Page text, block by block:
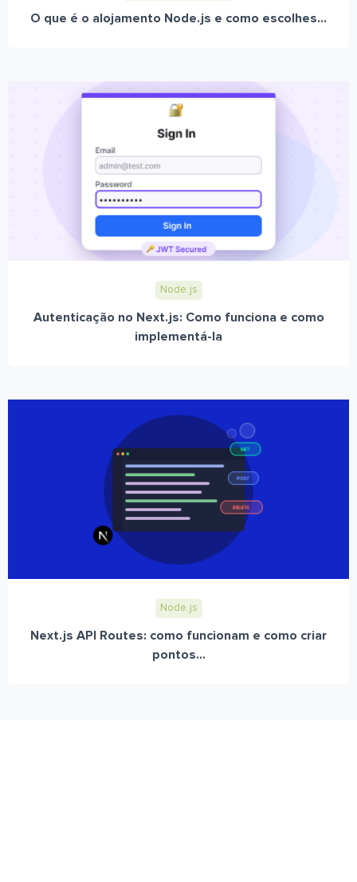
O que é o alojamento Node.js e como escolhes...
Node.js
Autenticação no Next.js: Como funciona e como
implementá-la
Node.js
Next.js API Routes: como funcionam e como criar
pontos...